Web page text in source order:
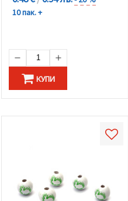
10 пак. +
КУПИ